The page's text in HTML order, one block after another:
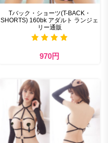
Tバック・ショーツ(T-BACK・
SHORTS) 160bk アダルト ランジェ
リー通販
970円